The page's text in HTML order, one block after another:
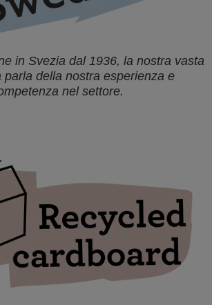
in Svezia dal 1936, la nostra vasta
parla della nostra esperienza e
nel settore.